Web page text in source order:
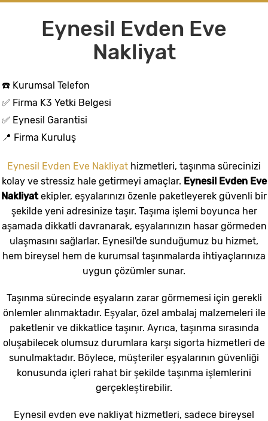
Eynesil Evden Eve
Nakliyat
☎️ Kurumsal Telefon
✅ Firma K3 Yetki Belgesi
✅ Eynesil Garantisi
📍 Firma Kuruluş
Eynesil Evden Eve Nakliyat hizmetleri, taşınma sürecinizi
kolay ve stressiz hale getirmeyi amaçlar. Eynesil Evden Eve
Nakliyatekipler, eşyalarınızı özenle paketleyerek güvenli bir
şekilde yeni adresinize taşır. Taşıma işlemi boyunca her
aşamada dikkatli davranarak, eşyalarınızın hasar görmeden
ulaşmasını sağlarlar. Eynesil'de sunduğumuz bu hizmet,
hem bireysel hem de kurumsal taşınmalarda ihtiyaçlarınıza
uygun çözümler sunar.
Taşınma sürecinde eşyaların zarar görmemesi için gerekli
önlemler alınmaktadır. Eşyalar, özel ambalaj malzemeleri ile
paketlenir ve dikkatlice taşınır. Ayrıca, taşınma sırasında
oluşabilecek olumsuz durumlara karşı sigorta hizmetleri de
sunulmaktadır. Böylece, müşteriler eşyalarının güvenliği
konusunda içleri rahat bir şekilde taşınma işlemlerini
gerçekleştirebilir.
Eynesil evden eve nakliyat hizmetleri, sadece bireysel